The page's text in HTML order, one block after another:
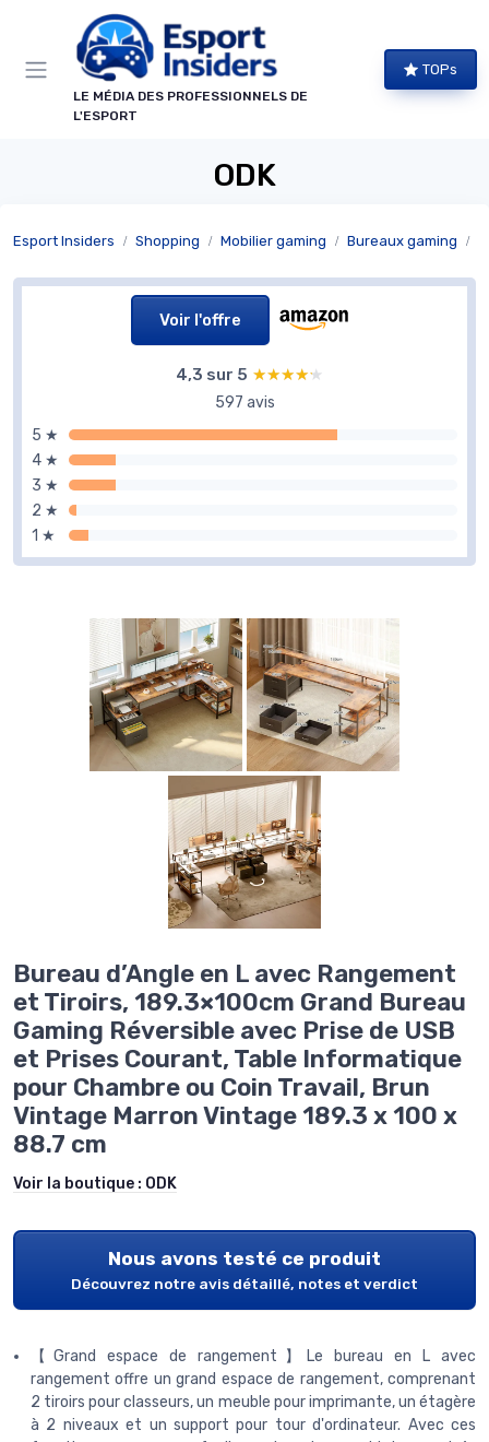
LE MÉDIA DES PROFESSIONNELS DE
L'ESPORT
TOPs
ODK
Esport Insiders Shopping Mobilier gaming Bureaux gaming
Voir l'offre
4,3 sur 5 ★★★★★
★★★★★
597 avis
5 ★
4 ★
3 ★
2 ★
1 ★
Bureau d’Angle en L avec Rangement
et Tiroirs, 189.3×100cm Grand Bureau
Gaming Réversible avec Prise de USB
et Prises Courant, Table Informatique
pour Chambre ou Coin Travail, Brun
Vintage Marron Vintage 189.3 x 100 x
88.7 cm
Voir la boutique : ODK
Nous avons testé ce produit
Découvrez notre avis détaillé, notes et verdict
【Grand espace de rangement】Le bureau en L avec
rangement offre un grand espace de rangement, comprenant
2 tiroirs pour classeurs, un meuble pour imprimante, un étagère
à 2 niveaux et un support pour tour d'ordinateur. Avec ces
Panneau de gestion des cookies